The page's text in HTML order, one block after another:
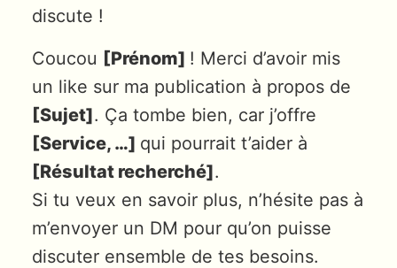
discute !
Coucou [Prénom] ! Merci d’avoir mis
un like sur ma publication à propos de
[Sujet]. Ça tombe bien, car j’offre
[Service, …] qui pourrait t’aider à
[Résultat recherché].
Si tu veux en savoir plus, n’hésite pas à
m’envoyer un DM pour qu’on puisse
discuter ensemble de tes besoins.